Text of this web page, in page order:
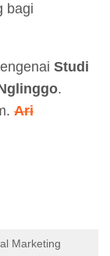
bagi
Studi
.
Ari
Marketing